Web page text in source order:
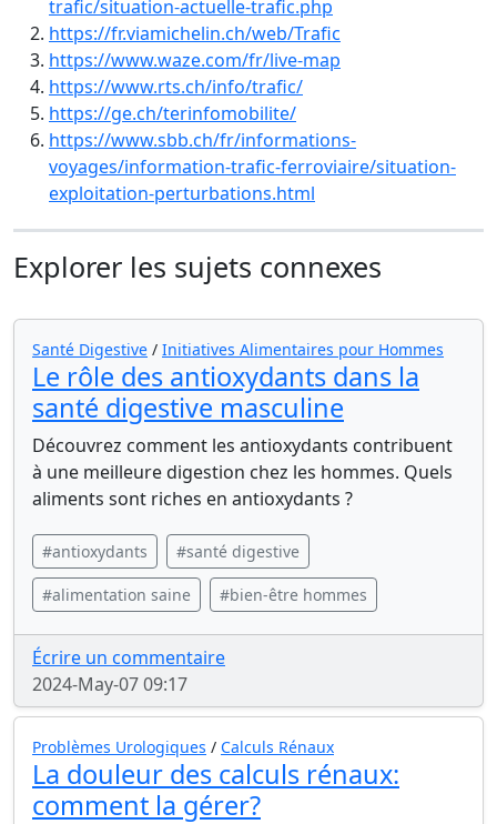
trafic/situation-actuelle-trafic.php
https://fr.viamichelin.ch/web/Trafic
https://www.waze.com/fr/live-map
https://www.rts.ch/info/trafic/
https://ge.ch/terinfomobilite/
https://www.sbb.ch/fr/informations-
voyages/information-trafic-ferroviaire/situation-
exploitation-perturbations.html
Explorer les sujets connexes
Santé Digestive / Initiatives Alimentaires pour Hommes
Le rôle des antioxydants dans la
santé digestive masculine
Découvrez comment les antioxydants contribuent
à une meilleure digestion chez les hommes. Quels
aliments sont riches en antioxydants ?
#antioxydants #santé digestive
#alimentation saine #bien-être hommes
Écrire un commentaire
2024-May-07 09:17
Problèmes Urologiques / Calculs Rénaux
La douleur des calculs rénaux:
comment la gérer?